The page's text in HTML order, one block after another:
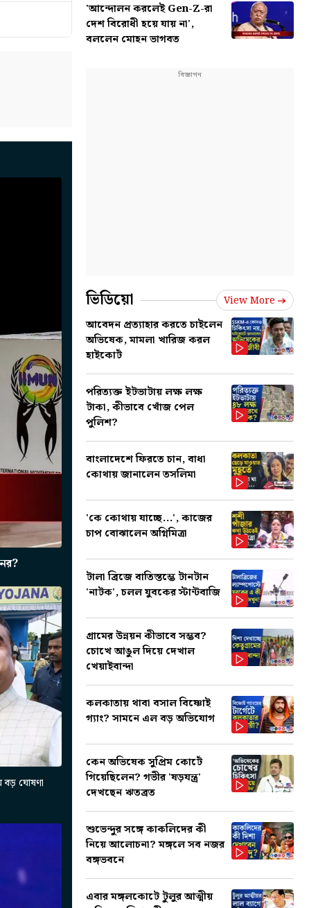
বড় ঘোষণা
'আন্দোলন করলেই Gen-Z-রা
দেশ বিরোধী হয়ে যায় না',
বললেন মোহন ভাগবত
ভিডিয়ো View More
আবেদন প্রত্যাহার করতে চাইলেন
অভিষেক, মামলা খারিজ করল
হাইকোর্ট
পরিত্যক্ত ইটভাটায় লক্ষ লক্ষ
টাকা, কীভাবে খোঁজ পেল
পুলিশ?
বাংলাদেশে ফিরতে চান, বাধা
কোথায় জানালেন তসলিমা
'কে কোথায় যাচ্ছে...', কাজের
চাপ বোঝালেন অগ্নিমিত্রা
টালা ব্রিজে বাতিস্তম্ভে টানটান
'নাটক', চলল যুবকের স্টান্টবাজি
গ্রামের উন্নয়ন কীভাবে সম্ভব?
চোখে আঙুল দিয়ে দেখাল
খেয়াইবান্দা
কলকাতায় থাবা বসাল বিষ্ণোই
গ্যাং? সামনে এল বড় অভিযোগ
কেন অভিষেক সুপ্রিম কোর্টে
গিয়েছিলেন? গভীর 'ষড়যন্ত্র'
দেখছেন ঋতব্রত
শুভেন্দুর সঙ্গে কাকলিদের কী
নিয়ে আলোচনা? মঙ্গলে সব নজর
বঙ্গভবনে
এবার মঙ্গলকোটে টুলুর আত্মীয়